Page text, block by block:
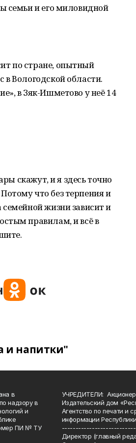
семьи и его миловидной
по стране, опытный
в Вологодской области.
в Зяк-Ишметово у неё 14
скажут, и я здесь точно
Потому что без терпения и
жизни зависит и
правилам, и всё в
и напитки"
в
надзору в
и
ПИ № ТУ
УЧРЕДИТЕЛИ:
Издательский дом
Агентство по печати и
информации
Директор (главный